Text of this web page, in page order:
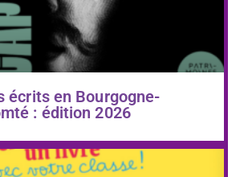
écrits en Bourgogne-
: édition 2026